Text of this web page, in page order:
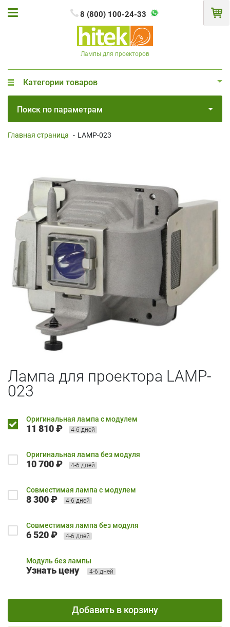
8 (800) 100-24-33
Лампы для проекторов
Категории товаров
Поиск по параметрам
Главная страница - LAMP-023
Лампа для проектора LAMP-
023
Оригинальная лампа с модулем
11 810 ₽ 4-6 дней
Оригинальная лампа без модуля
10 700 ₽ 4-6 дней
Совместимая лампа с модулем
8 300 ₽ 4-6 дней
Совместимая лампа без модуля
6 520 ₽ 4-6 дней
Модуль без лампы
Узнать цену 4-6 дней
Добавить в корзину